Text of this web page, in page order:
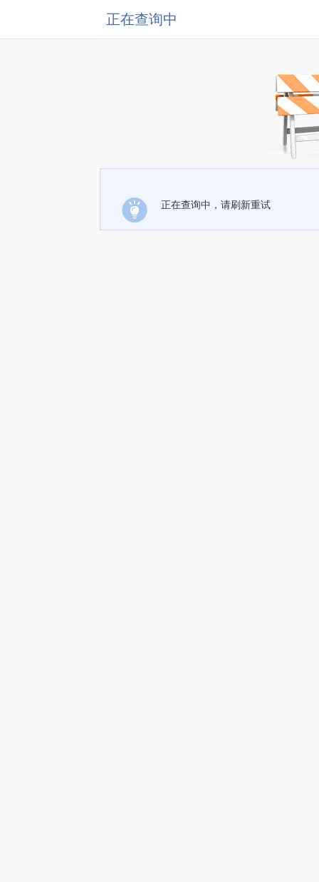
正在查询中
正在查询中，请刷新重试